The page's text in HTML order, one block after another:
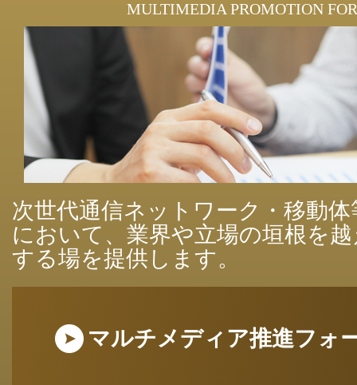
MULTIMEDIA PROMOTION
次世代通信ネットワーク・移動
において、業界や立場の垣根を
する場を提供します。
マルチメディア推進フォ